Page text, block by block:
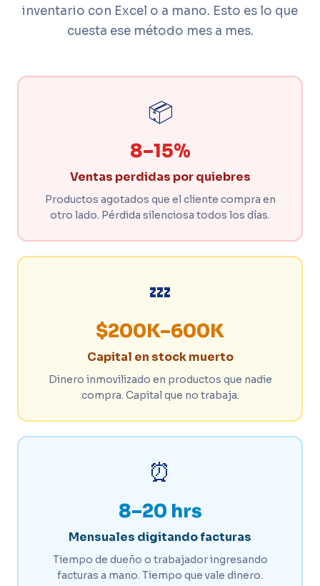
inventario con Excel o a mano. Esto es lo que
cuesta ese método mes a mes.
📦
8–15%
Ventas perdidas por quiebres
Productos agotados que el cliente compra en
otro lado. Pérdida silenciosa todos los días.
💤
$200K–600K
Capital en stock muerto
Dinero inmovilizado en productos que nadie
compra. Capital que no trabaja.
⏰
8–20 hrs
Mensuales digitando facturas
Tiempo de dueño o trabajador ingresando
facturas a mano. Tiempo que vale dinero.